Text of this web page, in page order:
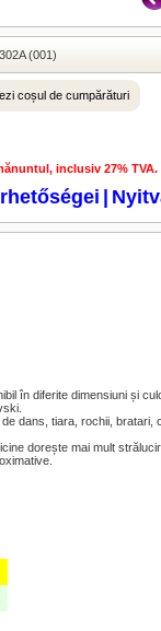
(001)
coșul de cumpărături
inclusiv 27% TVA.
în diferite dimensiuni și
dans, tiara, rochii, bratari,
dorește mai mult